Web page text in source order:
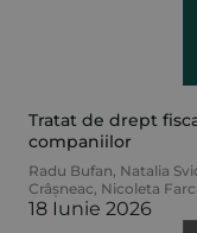
Tratat de drept
companiilor
Radu Bufan, Natalia
Crâșneac, Nicoleta
18 Iunie 2026